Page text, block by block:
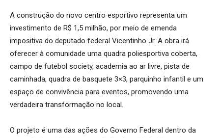
A construção do novo centro esportivo representa um
investimento de R$ 1,5 milhão, por meio de emenda
impositiva do deputado federal Vicentinho Jr. A obra irá
oferecer à comunidade uma quadra poliesportiva coberta,
campo de futebol society, academia ao ar livre, pista de
caminhada, quadra de basquete 3×3, parquinho infantil e um
espaço de convivência para eventos, promovendo uma
verdadeira transformação no local.
O projeto é uma das ações do Governo Federal dentro da